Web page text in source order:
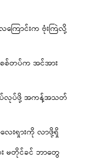
ကြောင်းက ဗုံးကြဲလို့
စစ်တပ်က အင်အား
လုပ်လုပ်ဖို့ အကန့်အသတ်
လေးရှားကို လာဖို့ရှိ
မတိုင်ခင် ဘာတွေ